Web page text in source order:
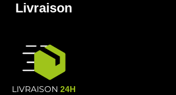
Livraison
LIVRAISON 24H